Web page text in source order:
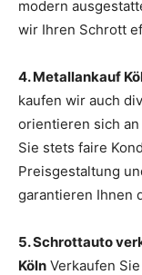
modern
wir Ihren Schrott
4. Metallankauf
kaufen wir auch
orientieren sich
Sie stets faire
Preisgestaltung
garantieren Ihnen
5. Schrottauto
Köln Verkaufen